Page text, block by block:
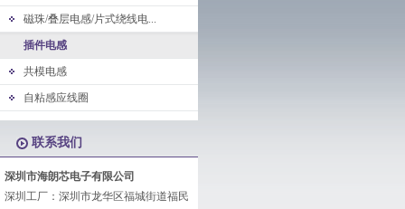
磁珠/叠层电感/片式绕线电...
插件电感
共模电感
自粘感应线圈
联系我们
深圳市海朗芯电子有限公司
深圳工厂：深圳市龙华区福城街道福民